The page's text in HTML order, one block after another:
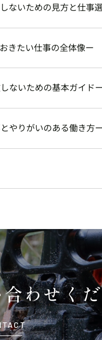
ないための見方と仕事
きたい仕事の全体像ー
ないための基本ガイド
やりがいのある働き方
わせく